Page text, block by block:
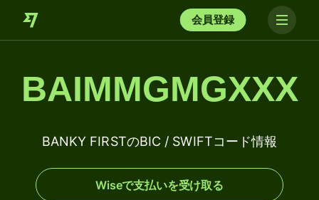
会員登録
BAIMMGMGXXX
BANKY FIRSTのBIC / SWIFTコード情報
Wiseで支払いを受け取る